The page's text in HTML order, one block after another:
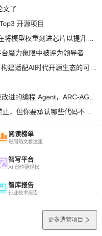
文了
开源项目
魔力象限中被评为领导者
阅读榜单
每周热文看这里
智写平台
AI 创作更轻松
智库报告
行业技术报告
更多造物项目